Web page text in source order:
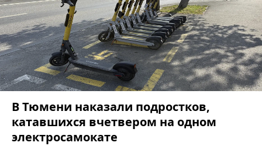
В Тюмени наказали подростков,
катавшихся вчетвером на одном
электросамокате